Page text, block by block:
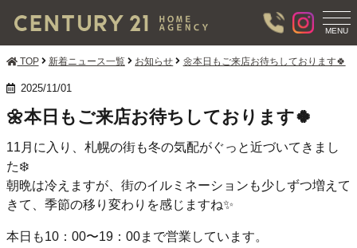
T
O
G
G
I
T
MENU
TOP 新着ニュース一覧 お知らせ 🌼本日もご来店お待ちしております🍀
2025/11/01
🌼本日もご来店お待ちしております🍀
11月に入り、札幌の街も冬の気配がぐっと近づいてきまし
た❄️
朝晩は冷えますが、街のイルミネーションも少しずつ増えて
きて、季節の移り変わりを感じますね✨
本日も10：00〜19：00まで営業しています。